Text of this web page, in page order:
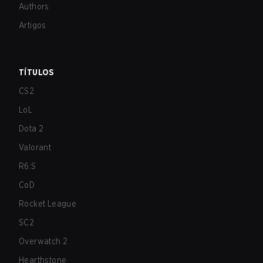
Authors
Artigos
TÍTULOS
CS2
LoL
Dota 2
Valorant
R6:S
CoD
Rocket League
SC2
Overwatch 2
Hearthstone